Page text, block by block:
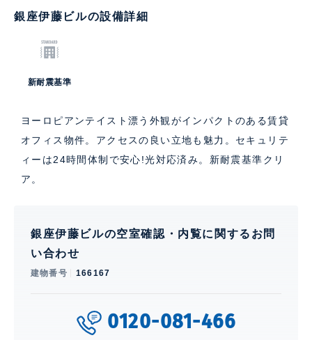
銀座伊藤ビルの設備詳細
新耐震基準
ヨーロピアンテイスト漂う外観がインパクトのある賃貸
オフィス物件。アクセスの良い立地も魅力。セキュリテ
ィーは24時間体制で安心!光対応済み。新耐震基準クリ
ア。
銀座伊藤ビルの空室確認・内覧に関するお問
い合わせ
建物番号 166167
0120-081-466